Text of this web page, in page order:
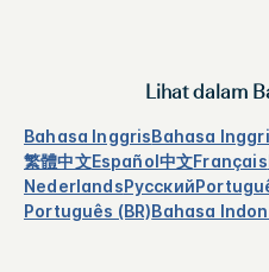
Lihat dalam
Bahasa InggrisBahasa
繁體中文Español中文Français
NederlandsРусский
Português (BR)Bahasa